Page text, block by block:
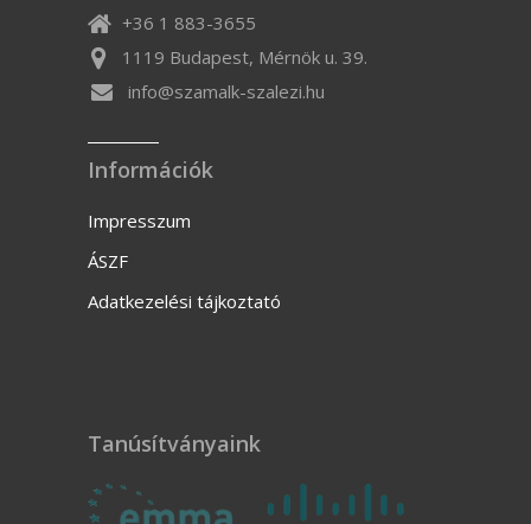
+36 1 883-3655
1119 Budapest, Mérnök u. 39.
info@szamalk-szalezi.hu
Információk
Impresszum
ÁSZF
Adatkezelési tájkoztató
Tanúsítványaink